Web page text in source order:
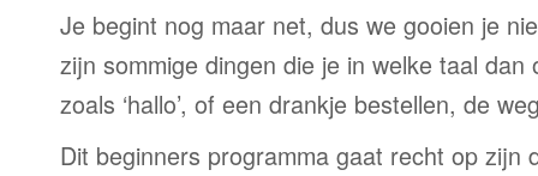
Je begint nog maar net, dus we gooien je
zijn sommige dingen die je in welke taal dan
zoals ‘hallo’, of een drankje bestellen, de
Dit beginners programma gaat recht op zijn